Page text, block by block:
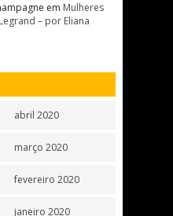
em Mulheres
– por Eliana
abril 2020
março 2020
fevereiro 2020
janeiro 2020